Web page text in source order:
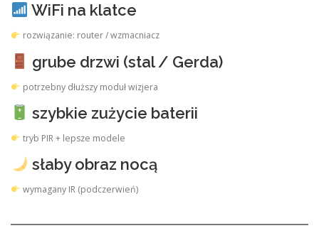
WiFi na klatce
rozwiązanie: router / wzmacniacz
grube drzwi (stal / Gerda)
potrzebny dłuższy moduł wizjera
szybkie zużycie baterii
tryb PIR + lepsze modele
słaby obraz nocą
wymagany IR (podczerwień)